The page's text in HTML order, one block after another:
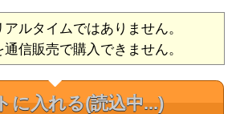
ルタイムではありません。
信販売で購入できません。
に入れる(読込中...)